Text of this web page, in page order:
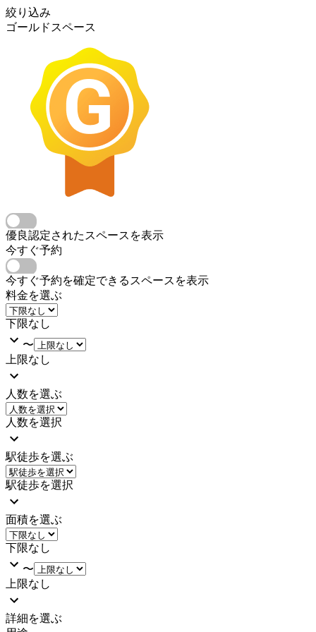
絞り込み
ゴールドスペース
優良認定されたスペースを表示
今すぐ予約
今すぐ予約を確定できるスペースを表示
料金を選ぶ
下限なし
〜
上限なし
人数を選ぶ
人数を選択
駅徒歩を選ぶ
駅徒歩を選択
面積を選ぶ
下限なし
〜
上限なし
詳細を選ぶ